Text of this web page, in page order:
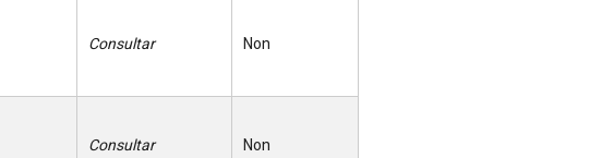
Consultar Non
Consultar Non